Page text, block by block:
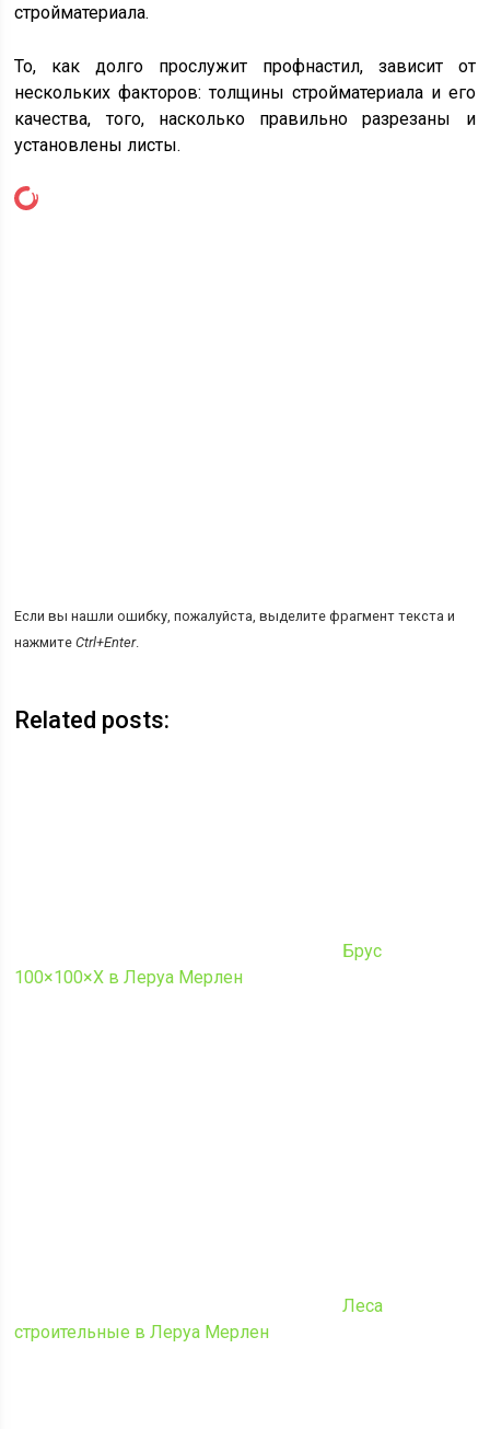
стройматериала.
То, как долго прослужит профнастил, зависит от
нескольких факторов: толщины стройматериала и его
качества, того, насколько правильно разрезаны и
установлены листы.
Если вы нашли ошибку, пожалуйста, выделите фрагмент текста и
нажмитеCtrl+Enter.
Related posts:
Брус
100×100×Х в Леруа Мерлен
Леса
строительные в Леруа Мерлен